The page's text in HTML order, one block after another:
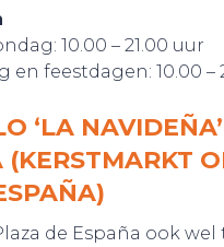
10.00 – 21.00 uur
en feestdagen: 10.00 –
‘LA
(KERSTMARKT
de España ook wel